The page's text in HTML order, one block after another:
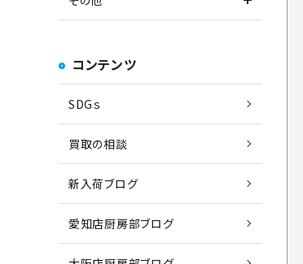
コンテンツ
SDGｓ
買取の相談
新入荷ブログ
愛知店厨房部ブログ